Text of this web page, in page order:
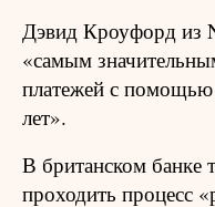
Дэвид Кроуфорд из
«самым
платежей с помощью
лет».
В британском банке
проходить процесс